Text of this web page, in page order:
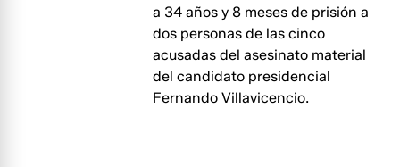
a 34 años y 8 meses de prisión a
dos personas de las cinco
acusadas del asesinato material
del candidato presidencial
Fernando Villavicencio.